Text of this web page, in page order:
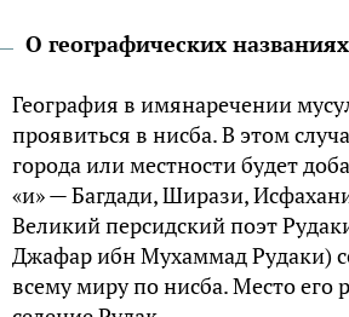
О географических
География в имянаречении
проявиться в нисба. В этом
города или местности будет
«и» — Багдади, Ширази,
Великий персидский поэт
Джафар ибн Мухаммад Рудаки)
всему миру по нисба. Место его